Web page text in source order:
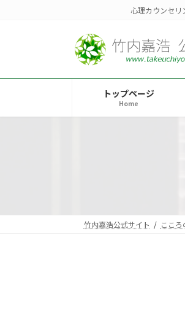
へ
ョ
心理カウンセリ
トップページ
Home
竹内嘉浩公式サイト こころ